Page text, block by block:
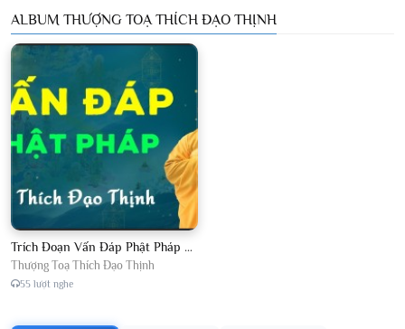
ALBUM THƯỢNG TOẠ THÍCH ĐẠO THỊNH
Trích Đoạn Vấn Đáp Phật Pháp 2026
Thượng Toạ Thích Đạo Thịnh
55 lượt nghe